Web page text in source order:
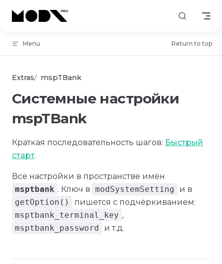
Skip to content
Menu Return to top
Extras mspTBank
Системные настройки
mspTBank
Краткая последовательность шагов: Быстрый
старт.
Все настройки в пространстве имён
msptbank . Ключ в modSystemSetting
и в
getOption()
пишется с подчёркиванием:
msptbank_terminal_key ,
msptbank_password
и т.д.